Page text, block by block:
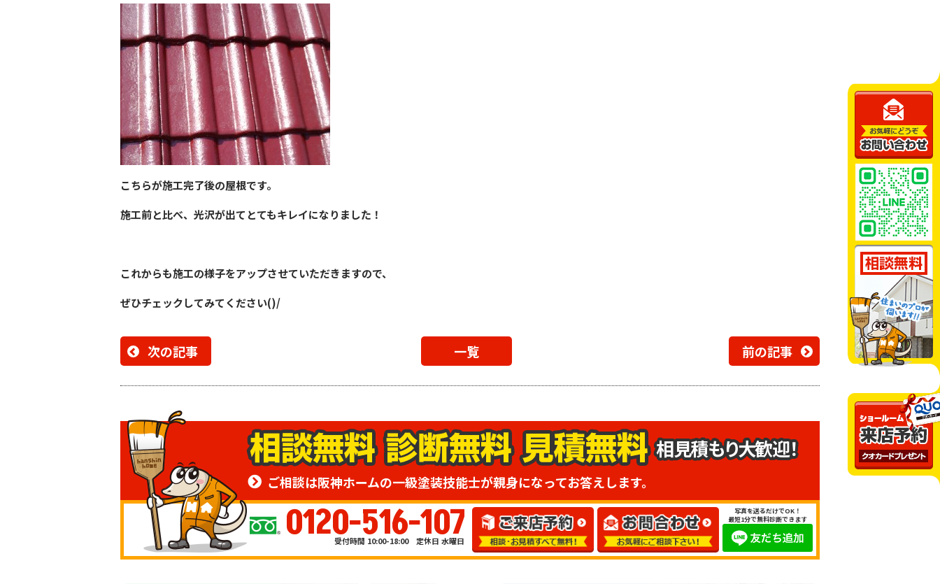
こちらが施工完了後の屋根です。
施工前と比べ、光沢が出てとてもキレイになりました！
これからも施工の様子をアップさせていただきますので、
ぜひチェックしてみてください()/
次の記事 一覧 前の記事
相見積もり大歓迎！
ご相談は阪神ホームの一級塗装技能士が親身になってお答えします。
0120-516-107
受付時間 10:00-18:00 定休日 水曜日
写真を送るだけでOK！
最短1分で無料診断できます